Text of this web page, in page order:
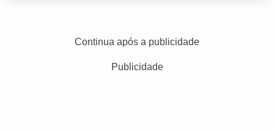
Continua após a publicidade
Publicidade